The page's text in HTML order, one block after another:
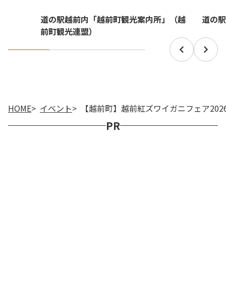
HOME イベント 【越前町】越前紅ズワイガニフェア
道の駅越前内「越前町観光案内所」（越
前町観光連盟）
道の
PR